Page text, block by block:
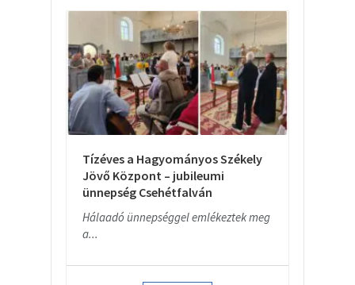
Tízéves a Hagyományos Székely
Jövő Központ – jubileumi
ünnepség Csehétfalván
Hálaadó ünnepséggel emlékeztek meg
a...